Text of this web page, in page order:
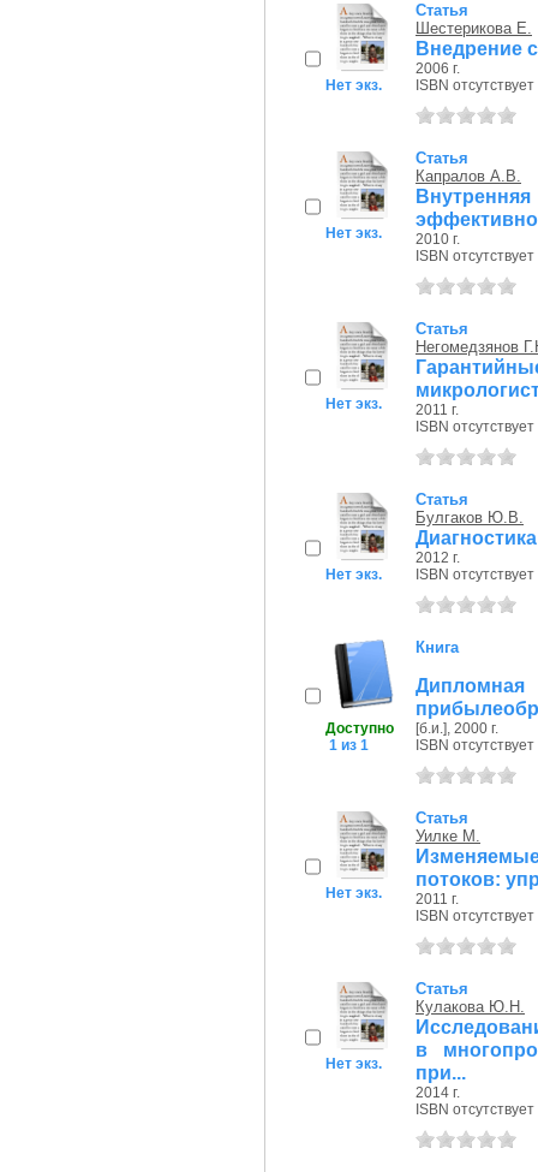
Нет экз.
Статья
Шестерикова Е.
Внедрение
2006 г.
ISBN отсутствует
Нет экз.
Статья
Капралов А.В.
2010 г.
ISBN отсутствует
Нет экз.
Статья
Негомедзянов
2011 г.
ISBN отсутствует
Нет экз.
Статья
Булгаков Ю.В.
2012 г.
ISBN отсутствует
Доступно
1 из 1
Книга
[б.и.], 2000 г.
ISBN отсутствует
Нет экз.
Статья
Уилке М.
потоков:
2011 г.
ISBN отсутствует
Нет экз.
Статья
Кулакова Ю.Н.
в
при...
2014 г.
ISBN отсутствует